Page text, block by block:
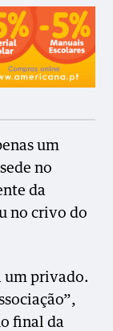
um
no
da
no crivo do
um privado.
final da